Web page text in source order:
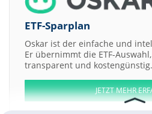
ETF-Sparplan
Oskar ist der einfache und
Er übernimmt die ETF-
transparent und kostengünstig.
JETZT MEHR